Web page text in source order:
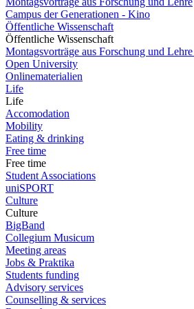
Campus der Generationen - Kino
Öffentliche Wissenschaft
Öffentliche Wissenschaft
Montagsvorträge aus Forschung und
Open University
Onlinematerialien
Life
Life
Accomodation
Mobility
Eating & drinking
Free time
Free time
Student Associations
uniSPORT
Culture
Culture
BigBand
Collegium Musicum
Meeting areas
Jobs & Praktika
Students funding
Advisory services
Counselling & services